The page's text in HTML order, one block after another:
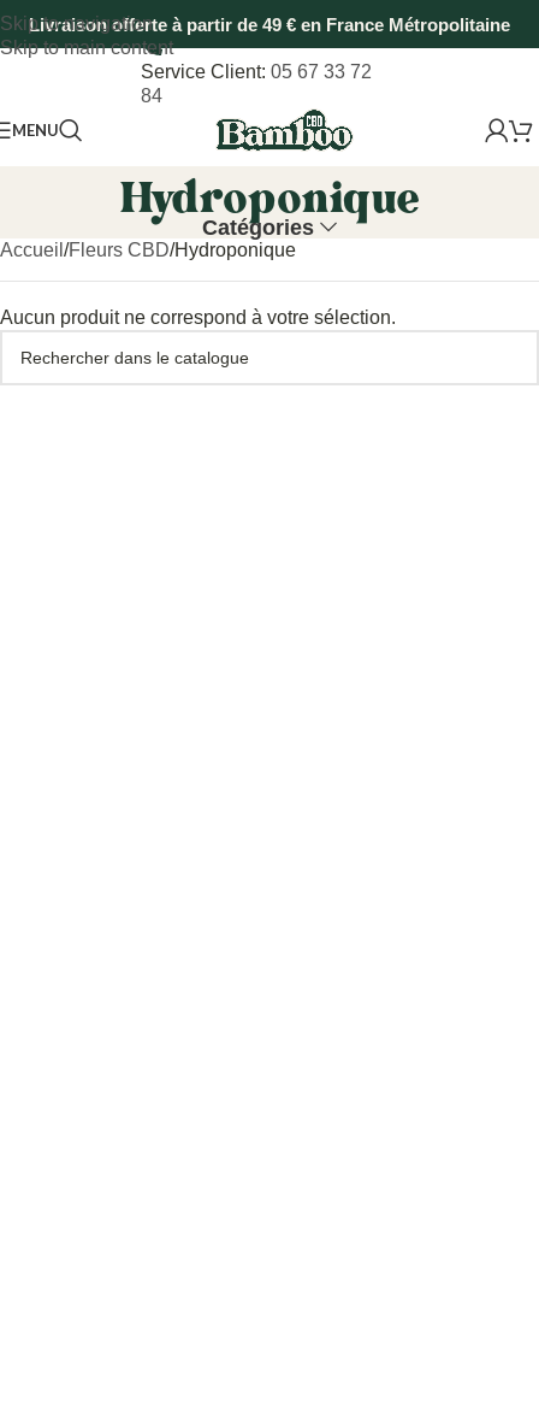
Skip to navigation
Skip to main content
Livraison offerte à partir de 49 € en France Métropolitaine
Service Client: 05 67 33 72
84
MENU
Hydroponique
Catégories
Accueil Fleurs CBD Hydroponique
Aucun produit ne correspond à votre sélection.